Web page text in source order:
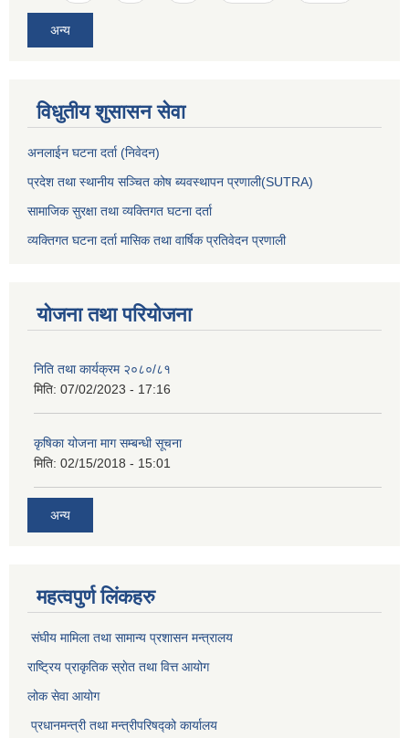
अन्य
विधुतीय शुसासन सेवा
अनलाईन घटना दर्ता (निवेदन)
प्रदेश तथा स्थानीय सञ्चित कोष ब्यवस्थापन प्रणाली(SUTRA)
सामाजिक सुरक्षा तथा व्यक्तिगत घटना दर्ता
व्यक्तिगत घटना दर्ता मासिक तथा वार्षिक प्रतिवेदन प्रणाली
योजना तथा परियोजना
निति तथा कार्यक्रम २०८०/८१
मिति: 07/02/2023 - 17:16
कृषिका योजना माग सम्बन्धी सूचना
मिति: 02/15/2018 - 15:01
अन्य
महत्वपुर्ण लिंकहरु
संघीय मामिला तथा सामान्य प्रशासन मन्त्रालय
राष्ट्रिय प्राकृतिक स्राेत तथा वित्त आयोग
लोक सेवा आयोग
प्रधानमन्त्री तथा मन्त्रीपरिषद्को कार्यालय